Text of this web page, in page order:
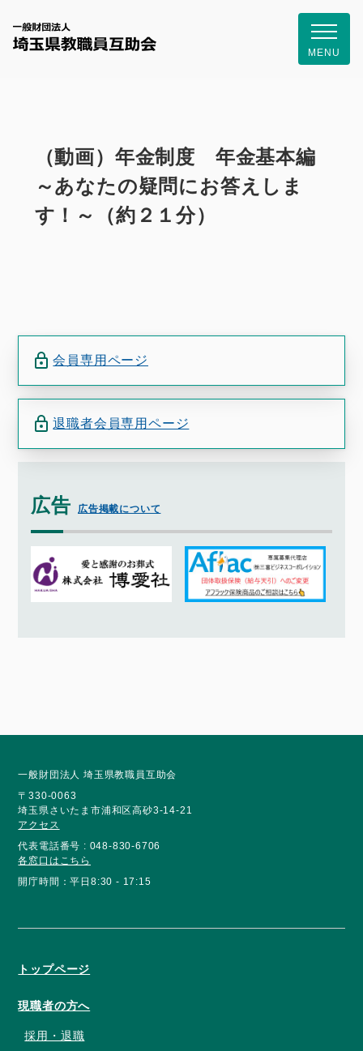
一般財団
MENU
（動画）年金制度 年金基本編
～あなたの疑問にお答えしま
す！～（約２１分）
会員専用ページ
退職者会員専用ページ
広告 広告掲載について
一般財団法人 埼玉県教職員互助会
〒330-0063
埼玉県さいたま市浦和区高砂3-14-21
アクセス
代表電話番号 : 048-830-6706
各窓口はこちら
開庁時間：平日8:30 - 17:15
トップページ
現職者の方へ
採用・退職